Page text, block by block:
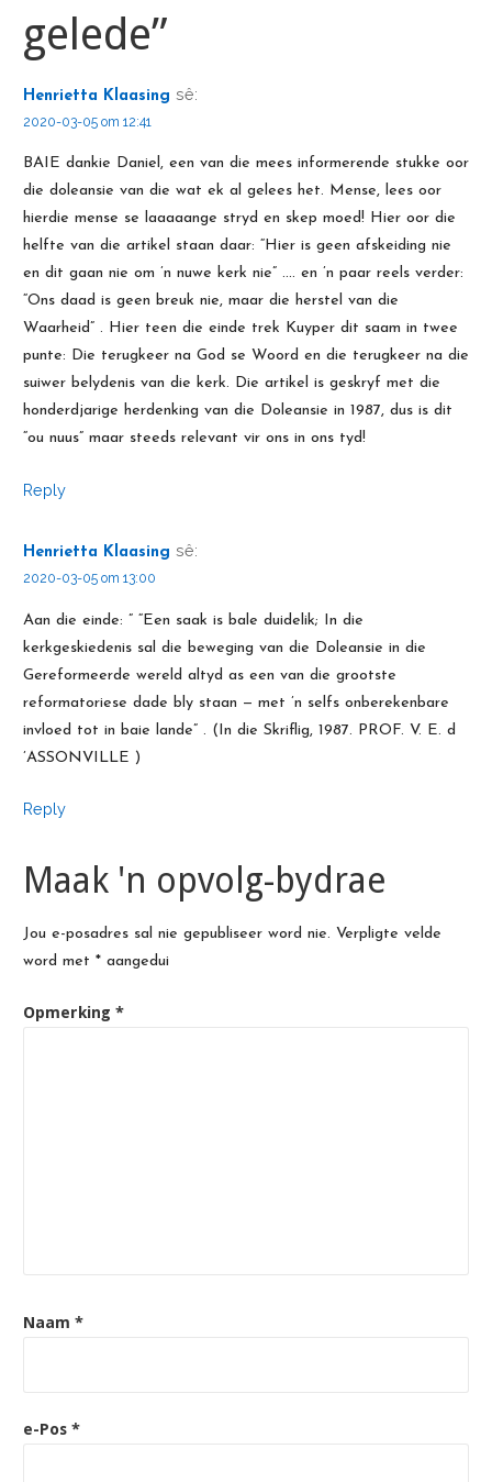
gelede”
Henrietta Klaasing sê:
2020-03-05 om 12:41
BAIE dankie Daniel, een van die mees informerende stukke oor
die doleansie van die wat ek al gelees het. Mense, lees oor
hierdie mense se laaaaange stryd en skep moed! Hier oor die
helfte van die artikel staan daar: “Hier is geen afskeiding nie
en dit gaan nie om ’n nuwe kerk nie” …. en ’n paar reels verder:
“Ons daad is geen breuk nie, maar die herstel van die
Waarheid” . Hier teen die einde trek Kuyper dit saam in twee
punte: Die terugkeer na God se Woord en die terugkeer na die
suiwer belydenis van die kerk. Die artikel is geskryf met die
honderdjarige herdenking van die Doleansie in 1987, dus is dit
“ou nuus” maar steeds relevant vir ons in ons tyd!
Reply
Henrietta Klaasing sê:
2020-03-05 om 13:00
Aan die einde: ” “Een saak is bale duidelik; In die
kerkgeskiedenis sal die beweging van die Doleansie in die
Gereformeerde wereld altyd as een van die grootste
reformatoriese dade bly staan — met ’n selfs onberekenbare
invloed tot in baie lande” . (In die Skriflig, 1987. PROF. V. E. d
’ASSONVILLE )
Reply
Maak 'n opvolg-bydrae
Jou e-posadres sal nie gepubliseer word nie. Verpligte velde
word met *aangedui
Opmerking *
Naam *
e-Pos *